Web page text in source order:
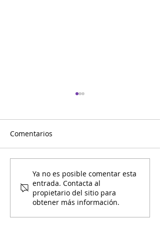
Mami y Yo Calendario de
Enero
Comentarios
Ya no es posible comentar esta
entrada. Contacta al
propietario del sitio para
obtener más información.